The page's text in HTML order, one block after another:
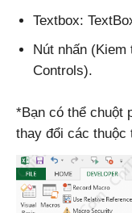
Textbox:
Nút nhấn
Controls).
*Bạn có thể chuột
thay đổi các